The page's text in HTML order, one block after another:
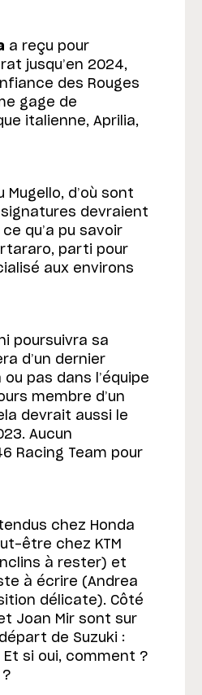
a reçu pour
jusqu’en 2024,
des Rouges
gage de
italienne, Aprilia,
d’où sont
signatures devraient
qu’a pu savoir
parti pour
aux environs
poursuivra sa
d’un dernier
pas dans l’équipe
membre d’un
devrait aussi le
Aucun
Racing Team pour
chez Honda
être chez KTM
à rester) et
à écrire (Andrea
délicate). Côté
Joan Mir sont sur
de Suzuki :
si oui, comment ?
?